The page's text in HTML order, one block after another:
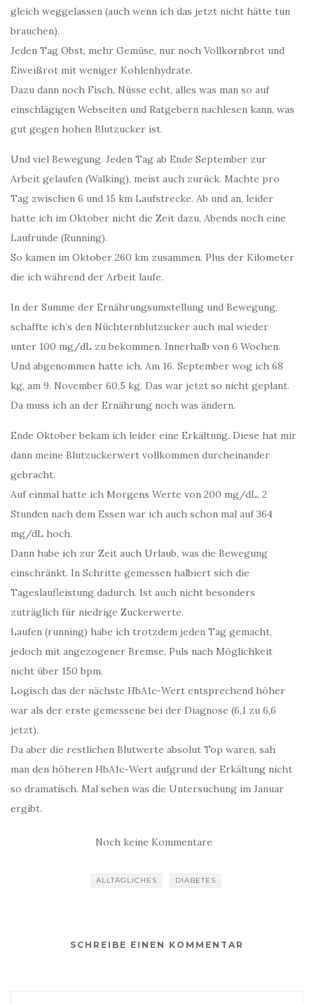
gleich weggelassen (auch wenn ich das jetzt nicht hätte tun
brauchen).
Jeden Tag Obst, mehr Gemüse, nur noch Vollkornbrot und
Eiweißrot mit weniger Kohlenhydrate.
Dazu dann noch Fisch, Nüsse echt, alles was man so auf
einschlägigen Webseiten und Ratgebern nachlesen kann, was
gut gegen hohen Blutzucker ist.
Und viel Bewegung. Jeden Tag ab Ende September zur
Arbeit gelaufen (Walking), meist auch zurück. Machte pro
Tag zwischen 6 und 15 km Laufstrecke. Ab und an, leider
hatte ich im Oktober nicht die Zeit dazu, Abends noch eine
Laufrunde (Running).
So kamen im Oktober 260 km zusammen. Plus der Kilometer
die ich während der Arbeit laufe.
In der Summe der Ernährungsumstellung und Bewegung,
schaffte ich’s den Nüchternblutzucker auch mal wieder
unter 100 mg/dL zu bekommen. Innerhalb von 6 Wochen.
Und abgenommen hatte ich. Am 16. September wog ich 68
kg, am 9. November 60,5 kg. Das war jetzt so nicht geplant.
Da muss ich an der Ernährung noch was ändern.
Ende Oktober bekam ich leider eine Erkältung. Diese hat mir
dann meine Blutzuckerwert vollkommen durcheinander
gebracht.
Auf einmal hatte ich Morgens Werte von 200 mg/dL, 2
Stunden nach dem Essen war ich auch schon mal auf 364
mg/dL hoch.
Dann habe ich zur Zeit auch Urlaub, was die Bewegung
einschränkt. In Schritte gemessen halbiert sich die
Tageslaufleistung dadurch. Ist auch nicht besonders
zuträglich für niedrige Zuckerwerte.
Laufen (running) habe ich trotzdem jeden Tag gemacht,
jedoch mit angezogener Bremse, Puls nach Möglichkeit
nicht über 150 bpm.
Logisch das der nächste HbA1c-Wert entsprechend höher
war als der erste gemessene bei der Diagnose (6,1 zu 6,6
jetzt).
Da aber die restlichen Blutwerte absolut Top waren, sah
man den höheren HbA1c-Wert aufgrund der Erkältung nicht
so dramatisch. Mal sehen was die Untersuchung im Januar
ergibt.
Noch keine Kommentare
ALLTÄGLICHES DIABETES
SCHREIBE EINEN KOMMENTAR